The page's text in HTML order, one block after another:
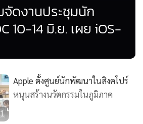
กทั้งพันธมิตรอื่นๆ ที่ผ่านการรับรองจะ
ของ Intel ซึ่งพวกเขาจะได้รับการ
การพัฒนาร่วมกันในด้านวิศวกรรมใน
ซลูชันฮาร์ดแวร์และแพลตฟอร์มของตน
จัดเตรียมฮาร์ดแวร์อ้างอิงเพื่อให้
วร์อิสระ ที่มีคุณสมบัติเหมาะสม
ระสิทธิภาพเทคโนโลยี เพื่อให้ทำงาน
ดงานประชุมนัก
10-14 มิ.ย. เผย iOS-
Apple ตั้งศูนย์นักพัฒนาในสิงคโปร์
หนุนสร้างนวัตกรรมในภูมิภาค